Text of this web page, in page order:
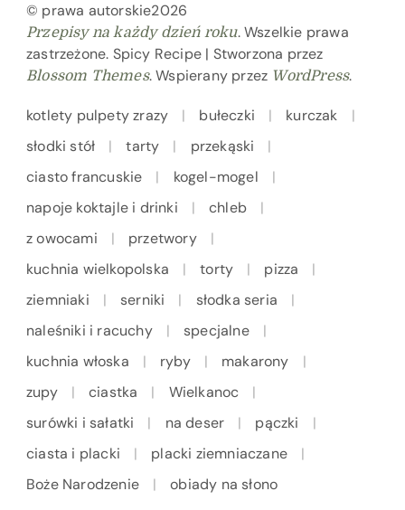
© prawa autorskie2026
Przepisy na każdy dzień roku. Wszelkie prawa
zastrzeżone. Spicy Recipe | Stworzona przez
Blossom Themes. Wspierany przez WordPress.
kotlety pulpety zrazy bułeczki
kurczak
słodki stół
tarty
przekąski
ciasto francuskie
kogel-mogel
napoje koktajle i drinki
chleb
z owocami
przetwory
kuchnia wielkopolska
torty
pizza
ziemniaki
serniki
słodka seria
naleśniki i racuchy
specjalne
kuchnia włoska
ryby
makarony
zupy
ciastka
Wielkanoc
surówki i sałatki
na deser
pączki
ciasta i placki
placki ziemniaczane
Boże Narodzenie
obiady na słono